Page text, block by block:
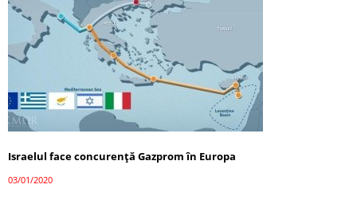
Israelul face concurență Gazprom în Europa
03/01/2020